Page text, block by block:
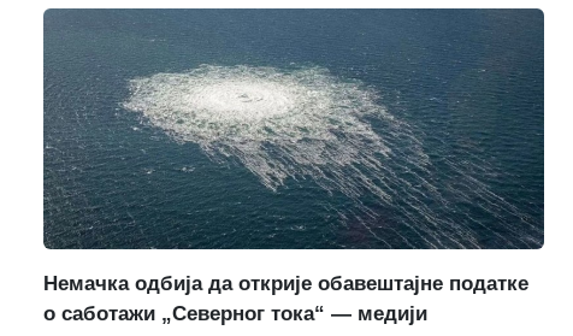
Немачка одбија да открије обавештајне податке
о саботажи „Северног тока“ — медији